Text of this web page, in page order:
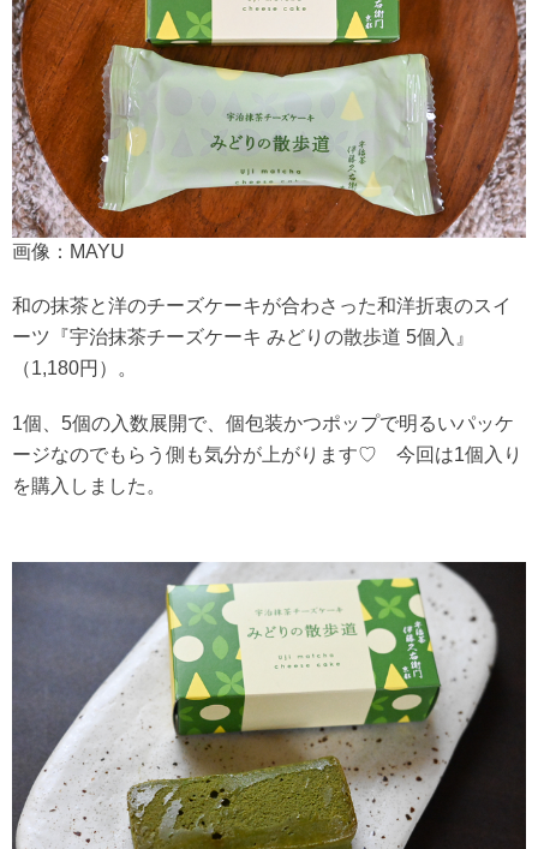
画像：MAYU
和の抹茶と洋のチーズケーキが合わさった和洋折衷のスイ
ーツ『宇治抹茶チーズケーキ みどりの散歩道 5個入』
（1,180円）。
1個、5個の入数展開で、個包装かつポップで明るいパッケ
ージなのでもらう側も気分が上がります♡ 今回は1個入り
を購入しました。